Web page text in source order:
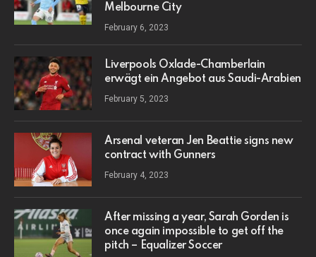
Melbourne City
February 6, 2023
Liverpools Oxlade-Chamberlain
erwägt ein Angebot aus Saudi-Arabien
February 5, 2023
Arsenal veteran Jen Beattie signs new
contract with Gunners
February 4, 2023
After missing a year, Sarah Gorden is
once again impossible to get off the
pitch – Equalizer Soccer